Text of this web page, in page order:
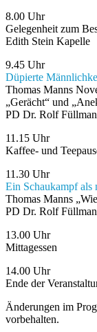
8.00 Uhr
Gelegenheit zum
Edith Stein Kapelle
9.45 Uhr
Düpierte
Thomas Manns
„Gerächt“ und
PD Dr. Rolf
11.15 Uhr
Kaffee- und
11.30 Uhr
Ein Schaukampf als
Thomas Manns
PD Dr. Rolf
13.00 Uhr
Mittagessen
14.00 Uhr
Ende der
Änderungen im
vorbehalten.